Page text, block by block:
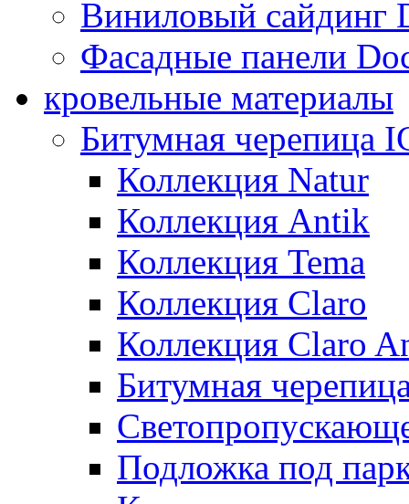
Виниловый сайдинг
Фасадные панели
кровельные материалы
Битумная черепица
Коллекция Natur
Коллекция Antik
Коллекция Tema
Коллекция Claro
Коллекция Claro
Битумная
Подложка под